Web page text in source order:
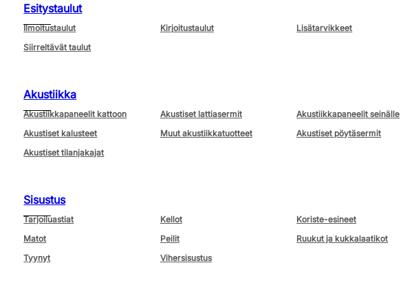
Esitystaulut
Ilmoitustaulut Kirjoitustaulut
Lisätarvikkeet
Siirreltävät taulut
Akustiikka
Akustiikkapaneelit kattoon Akustiset lattiasermit
Akustiikkapaneelit seinälle
Akustiset kalusteet
Muut akustiikkatuotteet
Akustiset pöytäsermit
Akustiset tilanjakajat
Sisustus
Tarjoiluastiat Kellot
Koriste-esineet
Matot
Peilit
Ruukut ja kukkalaatikot
Tyynyt
Vihersisustus